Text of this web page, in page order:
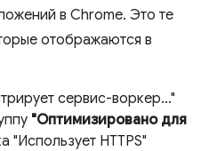
в Chrome. Это те
отображаются в
сервис-воркер…"
"Оптимизировано для
"Использует HTTPS"